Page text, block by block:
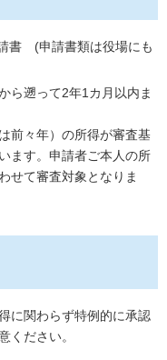
書 (申請書類は役場にも
ら遡って2年1カ月以内ま
前々年）の所得が審査基
ます。申請者ご本人の所
せて審査対象となりま
に関わらず特例的に承認
ください。